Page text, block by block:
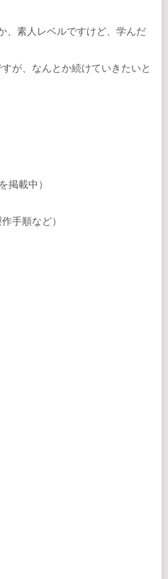
、素人レベルですけど、学んだ
が、なんとか続けていきたいと
掲載中）
手順など）